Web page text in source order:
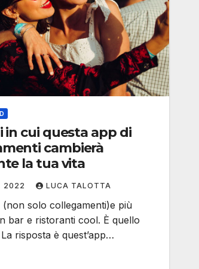
in cui questa app di
cambierà
la tua vita
2022 LUCA TALOTTA
(non solo collegamenti)e più
bar e ristoranti cool. È quello
risposta è quest’app…